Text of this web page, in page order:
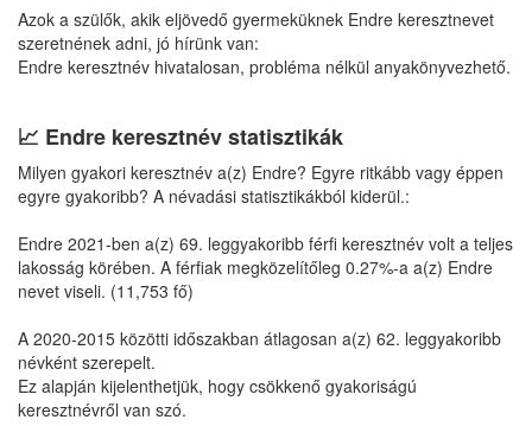
Azok a szülők, akik eljövedő gyermeküknek Endre keresztnevet
szeretnének adni, jó hírünk van:
Endre keresztnév hivatalosan, probléma nélkül anyakönyvezhető.
📈 Endre keresztnév statisztikák
Milyen gyakori keresztnév a(z) Endre? Egyre ritkább vagy éppen
egyre gyakoribb? A névadási statisztikákból kiderül.:
Endre 2021-ben a(z) 69. leggyakoribb férfi keresztnév volt a teljes
lakosság körében. A férfiak megközelítőleg 0.27%-a a(z) Endre
nevet viseli. (11,753 fő)
A 2020-2015 közötti időszakban átlagosan a(z) 62. leggyakoribb
névként szerepelt.
Ez alapján kijelenthetjük, hogy csökkenő gyakoriságú
keresztnévről van szó.